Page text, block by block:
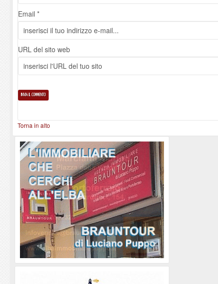
Email *
URL del sito web
Torna in alto